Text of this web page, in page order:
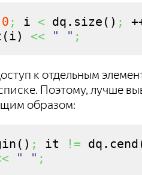
0 ; i < dq. size ( ) ;
(i) << " " ;
к отдельным
Поэтому, лучше
образом:
( ) ; it != dq. cend
" " ;